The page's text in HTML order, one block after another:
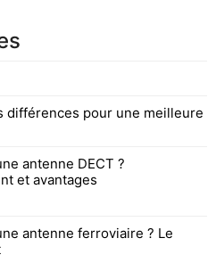
différences pour une meilleure
antenne DECT ?
et avantages
antenne ferroviaire ? Le